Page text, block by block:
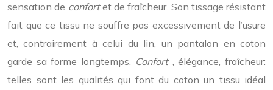
sensation de confortet de fraîcheur. Son tissage résistant
fait que ce tissu ne souffre pas excessivement de l’usure
et, contrairement à celui du lin, un pantalon en coton
garde sa forme longtemps. Confort, élégance, fraîcheur:
telles sont les qualités qui font du coton un tissu idéal